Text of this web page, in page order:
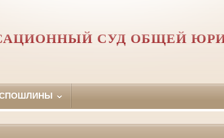
СУД ОБЩЕЙ